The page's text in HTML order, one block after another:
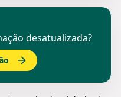
desatualizada?